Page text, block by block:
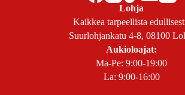
Lohja
Kaikkea tarpeellista
Suurlohjankatu 4-8, 08100
Aukioloajat:
Ma-Pe: 9:00-19:00
La: 9:00-16:00